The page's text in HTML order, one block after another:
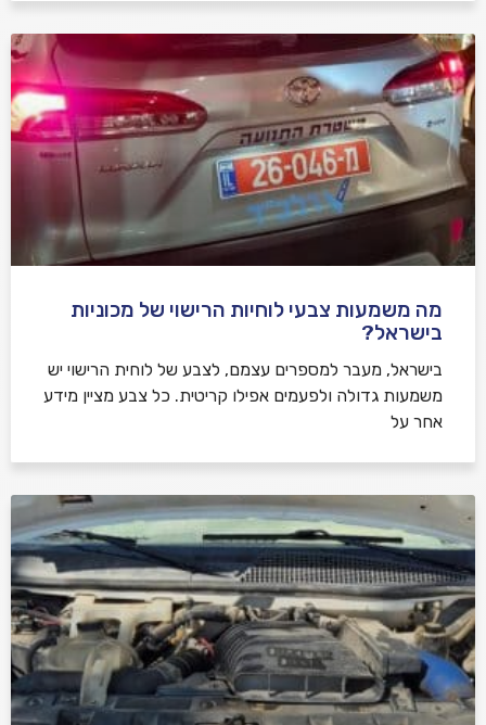
מה משמעות צבעי לוחיות הרישוי של מכוניות
בישראל?
בישראל, מעבר למספרים עצמם, לצבע של לוחית הרישוי יש
משמעות גדולה ולפעמים אפילו קריטית. כל צבע מציין מידע
אחר על